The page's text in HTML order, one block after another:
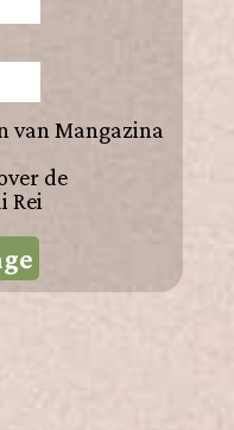
van Mangazina
de
Rei